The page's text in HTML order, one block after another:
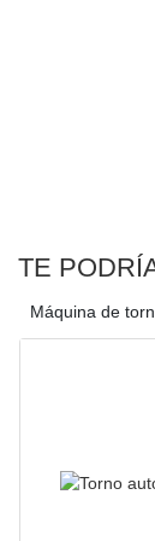
TE
Máquina de